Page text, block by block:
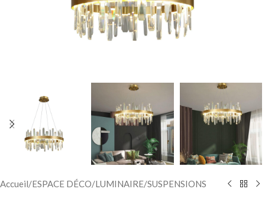
Accueil/ESPACE DÉCO/LUMINAIRE/SUSPENSIONS